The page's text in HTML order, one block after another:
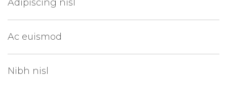
Adipiscing nisl
Ac euismod
Nibh nisl